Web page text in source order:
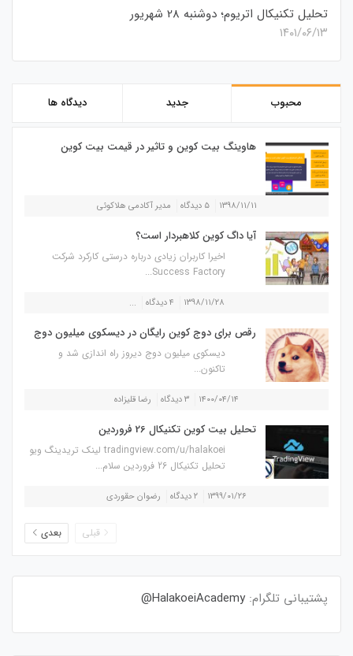
تحلیل تکنیکال اتریوم؛ دوشنبه 28 شهریور
۱۴۰۱/۰۶/۱۳
محبوب جدید دیدگاه ها
هاوینگ بیت کوین و تاثیر در قیمت بیت کوین
۱۳۹۸/۱۱/۱۱ ۵ دیدگاه مدیر آکادمی هلاکوئی
آیا داگ کوین کلاهبردار است؟
اخیرا کاربران زیادی درباره درستی کارکرد شرکت
Success Factory...
۱۳۹۸/۱۱/۲۸ ۴ دیدگاه ...
رقص برای دوج کوین رایگان در دیسکوی میلیون دوج
دیسکوی میلیون دوج دیروز راه اندازی شد و
تاکنون...
۱۴۰۰/۰۴/۱۴ ۳ دیدگاه رضا قلیزاده
تحلیل بیت کوین تکنیکال 26 فروردین
tradingview.com/u/halakoei لینک تریدینگ ویو
تحلیل تکنیکال 26 فروردین سلام...
۱۳۹۹/۰۱/۲۶ ۲ دیدگاه رضوان حقوردی
قبلی بعدی
پشتیبانی تلگرام: HalakoeiAcademy@